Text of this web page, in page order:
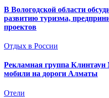
В Вологодской области
развитию туризма,
проектов
Отдых в России
Рекламная группа
мобили на дороги Алматы
Отели